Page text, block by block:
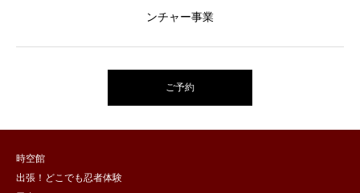
ンチャー事業
ご予約
時空館
出張！どこでも忍者体験